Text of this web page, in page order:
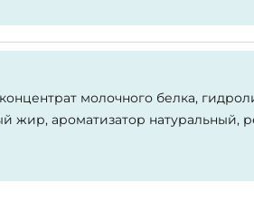
молочного белка,
жир, ароматизатор натуральный,